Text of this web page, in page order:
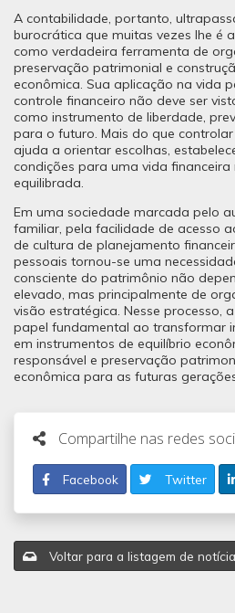
A contabilidade, portanto,
burocrática que muitas vezes lhe é
como verdadeira ferramenta de
preservação patrimonial e
econômica. Sua aplicação na vida
controle financeiro não deve ser
como instrumento de liberdade,
para o futuro. Mais do que
ajuda a orientar escolhas,
condições para uma vida financeira
equilibrada.
Em uma sociedade marcada pelo
familiar, pela facilidade de acesso
de cultura de planejamento
pessoais tornou-se uma
consciente do patrimônio não
elevado, mas principalmente de
visão estratégica. Nesse processo,
papel fundamental ao transformar
em instrumentos de equilíbrio
responsável e preservação
econômica para as futuras
Compartilhe nas redes
Facebook Twitter
Voltar para a listagem de